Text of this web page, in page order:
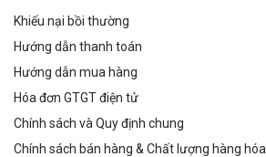
Khiếu nại bồi thường
Hướng dẫn thanh toán
Hướng dẫn mua hàng
Hóa đơn GTGT điện tử
Chính sách và Quy định chung
Chính sách bán hàng & Chất lượng hàng hóa